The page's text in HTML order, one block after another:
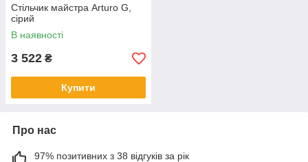
Стільчик майстра Arturo G,
сірий
В наявності
3 522 ₴
Купити
Про нас
97% позитивних з 38 відгуків за рік